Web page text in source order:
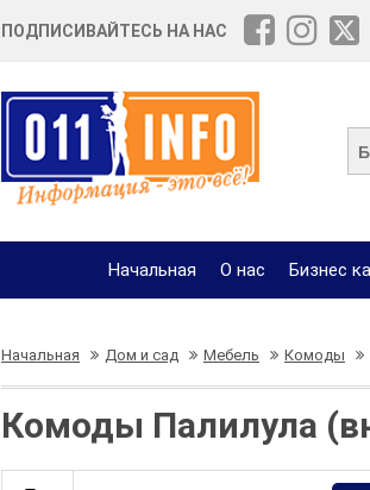
ПОДПИСИВАЙТЕСЬ НА НАС
Начальная О нас Бизнес
Начальная Дом и сад Мебель Комоды
Комоды Палилула